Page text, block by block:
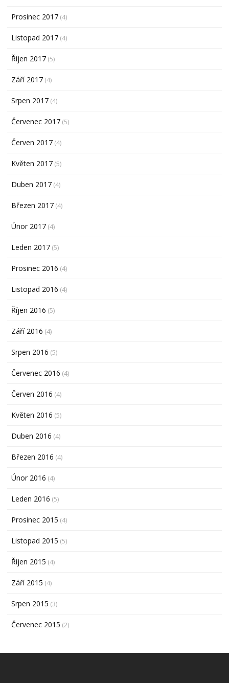
Prosinec 2017 (4)
Listopad 2017 (4)
Říjen 2017 (5)
Září 2017 (4)
Srpen 2017 (4)
Červenec 2017 (5)
Červen 2017 (4)
Květen 2017 (5)
Duben 2017 (4)
Březen 2017 (4)
Únor 2017 (4)
Leden 2017 (5)
Prosinec 2016 (4)
Listopad 2016 (4)
Říjen 2016 (5)
Září 2016 (4)
Srpen 2016 (5)
Červenec 2016 (4)
Červen 2016 (4)
Květen 2016 (5)
Duben 2016 (4)
Březen 2016 (4)
Únor 2016 (4)
Leden 2016 (5)
Prosinec 2015 (4)
Listopad 2015 (5)
Říjen 2015 (4)
Září 2015 (4)
Srpen 2015 (3)
Červenec 2015 (2)